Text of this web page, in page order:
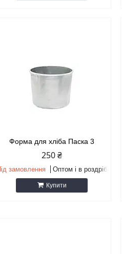
Форма для хліба Паска 3
250 ₴
замовлення Оптом і в роздріб
Купити